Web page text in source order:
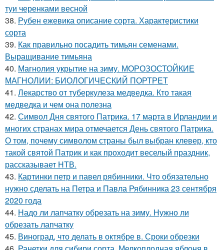
туи черенками весной
38. Рубен ежевика описание сорта. Характеристики
сорта
39. Как правильно посадить тимьян семенами.
Выращивание тимьяна
40. Магнолия укрытие на зиму. МОРОЗОСТОЙКИЕ
МАГНОЛИИ: БИОЛОГИЧЕСКИЙ ПОРТРЕТ
41. Лекарство от туберкулеза медведка. Кто такая
медведка и чем она полезна
42. Символ Дня святого Патрика. 17 марта в Ирландии и
многих странах мира отмечается День святого Патрика.
О том, почему символом страны был выбран клевер, кто
такой святой Патрик и как проходит веселый праздник,
рассказывает НТВ.
43. Картинки петр и павел рябинники. Что обязательно
нужно сделать на Петра и Павла Рябинника 23 сентября
2020 года
44. Надо ли лапчатку обрезать на зиму. Нужно ли
обрезать лапчатку
45. Виноград, что делать в октябре в. Сроки обрезки